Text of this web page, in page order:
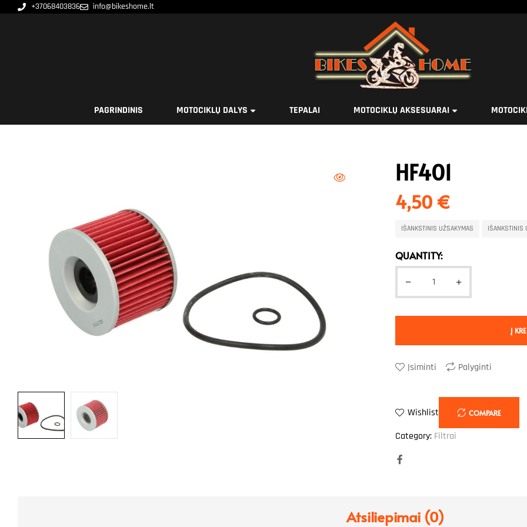
+37068403836 info@bikeshome.lt
PAGRINDINIS MOTOCIKLŲ DALYS TEPALAI MOTOCIKLŲ AKSESUARAI
HF401
4,50€
IŠANKSTINIS UŽSAKYMAS IŠANKSTINIS
QUANTITY:
Į
Įsiminti Palyginti
Wishlist COMPARE
Category: Filtrai
Atsiliepimai (0)